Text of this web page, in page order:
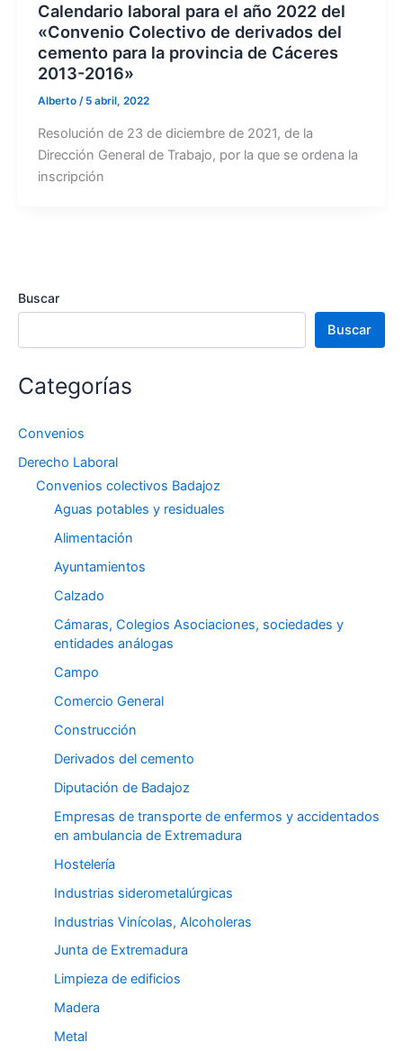
Calendario laboral para el año 2022 del
«Convenio Colectivo de derivados del
cemento para la provincia de Cáceres
2013-2016»
Alberto / 5 abril, 2022
Resolución de 23 de diciembre de 2021, de la
Dirección General de Trabajo, por la que se ordena la
inscripción
Buscar
Buscar
Categorías
Convenios
Derecho Laboral
Convenios colectivos Badajoz
Aguas potables y residuales
Alimentación
Ayuntamientos
Calzado
Cámaras, Colegios Asociaciones, sociedades y
entidades análogas
Campo
Comercio General
Construcción
Derivados del cemento
Diputación de Badajoz
Empresas de transporte de enfermos y accidentados
en ambulancia de Extremadura
Hostelería
Industrias siderometalúrgicas
Industrias Vinícolas, Alcoholeras
Junta de Extremadura
Limpieza de edificios
Madera
Metal